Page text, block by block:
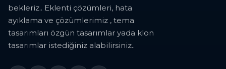
bekleriz.. Eklenti çözümleri, hata
ayıklama ve çözümlerimiz , tema
tasarımları özgün tasarımlar yada klon
tasarımlar istediğiniz alabilirsiniz..